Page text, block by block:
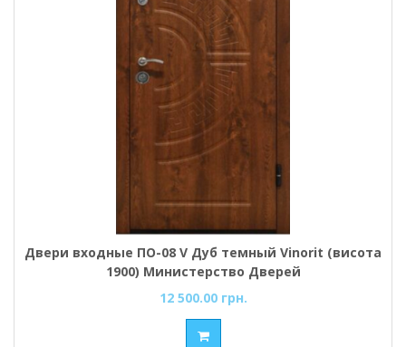
Двери входные ПО-08 V Дуб темный Vinorit (висота
1900) Министерство Дверей
12 500.00 грн.